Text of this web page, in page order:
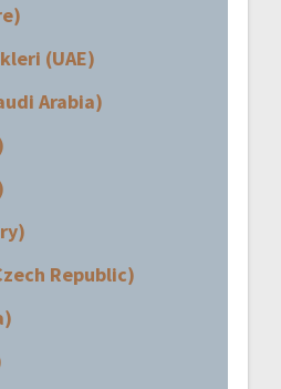
(UAE)
Arabia)
Republic)